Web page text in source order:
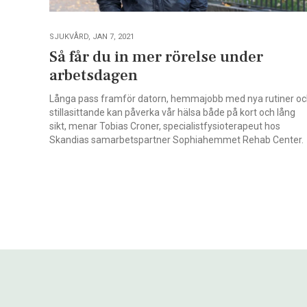
SJUKVÅRD, JAN 7, 2021
Så får du in mer rörelse under
arbetsdagen
Långa pass framför datorn, hemmajobb med nya rutiner
stillasittande kan påverka vår hälsa både på kort och lång
sikt, menar Tobias Croner, specialistfysioterapeut hos
Skandias samarbetspartner Sophiahemmet Rehab Center.